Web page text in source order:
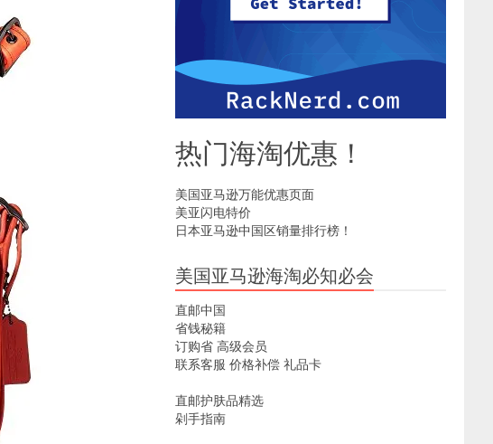
热门海淘优惠！
美国亚马逊万能优惠页面
美亚闪电特价
日本亚马逊中国区销量排行榜！
美国亚马逊海淘必知必会
直邮中国
省钱秘籍
订购省 高级会员
联系客服 价格补偿 礼品卡
直邮护肤品精选
剁手指南